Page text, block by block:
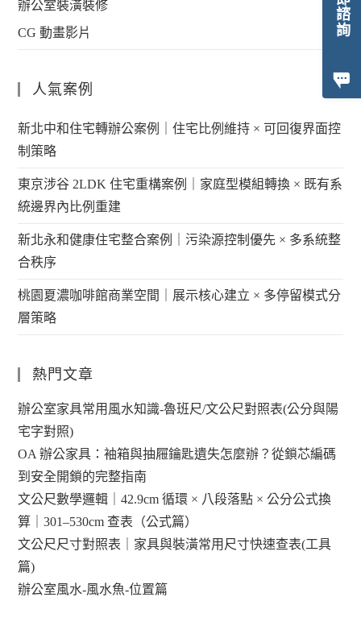
辦公室裝潢裝修
CG 動畫影片
人氣案例
新北中和住宅轉辦公案例｜住宅比例維持 × 可回復界面控
制策略
東京涉谷 2LDK 住宅重構案例｜家庭型模組轉換 × 既有系
統邊界內比例重建
新北永和健康住宅整合案例｜污染源控制優先 × 多系統整
合秩序
桃園夏濃咖啡館商業空間｜展示核心建立 × 多停留模式分
層策略
熱門文章
辦公室家具常用風水知識-魯班尺/文公尺對照表(公分與陽
宅字對照)
OA 辦公家具：袖箱與抽屜鑰匙遺失怎麼辦？從鎖芯編碼
到安全開鎖的完整指南
文公尺數學邏輯｜42.9cm 循環 × 八段落點 × 公分公式換
算｜301–530cm 查表（公式篇）
文公尺尺寸對照表｜家具與裝潢常用尺寸快速查表(工具
篇)
辦公室風水-風水魚-位置篇